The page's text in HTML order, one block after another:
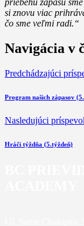
priebehu zápasu
si znovu viac
čo sme veľmi radi.“
Navigácia v
Predchádzajúci
Program našich zápasov
Nasledujúci
Hráči týždňa (5.týždeň)